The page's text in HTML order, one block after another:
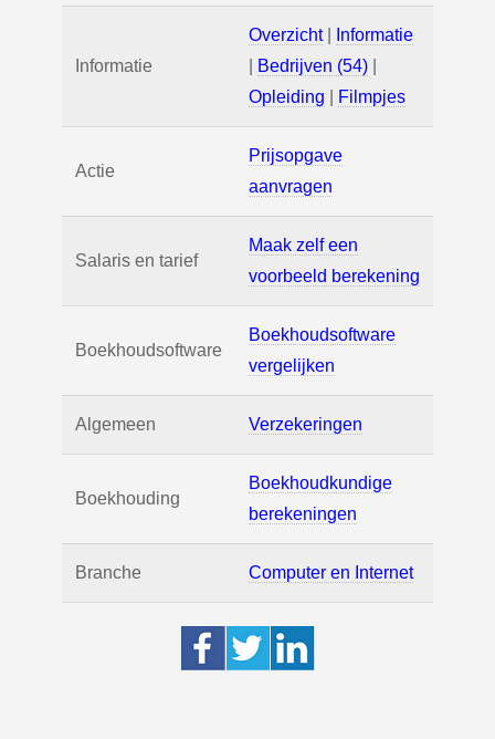
Informatie
Overzicht|
Informatie
Bedrijven (54)
Opleiding
Filmpjes
Actie
Prijsopgave
aanvragen
Salaris en tarief
Maak zelf een
voorbeeld berekening
Boekhoudsoftware
Boekhoudsoftware
vergelijken
Algemeen Verzekeringen
Boekhouding
Boekhoudkundige
berekeningen
Branche Computer en Internet